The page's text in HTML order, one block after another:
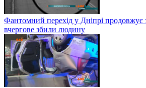
Фантомний перехід у Дніпрі продовжує
вчергове збили людину